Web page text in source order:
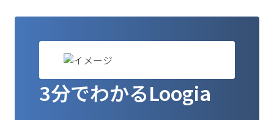
3分でわかるLoogia